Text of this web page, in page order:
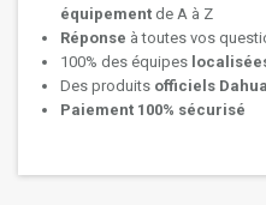
équipement de A à Z
Réponse à toutes vos
100% des équipes
Des produits officiels
Paiement 100% sécurisé